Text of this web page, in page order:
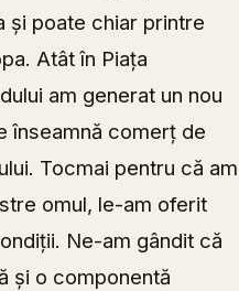
și poate chiar printre
Atât în Piața
am generat un nou
înseamnă comerț de
Tocmai pentru că am
omul, le-am oferit
Ne-am gândit că
și o componentă